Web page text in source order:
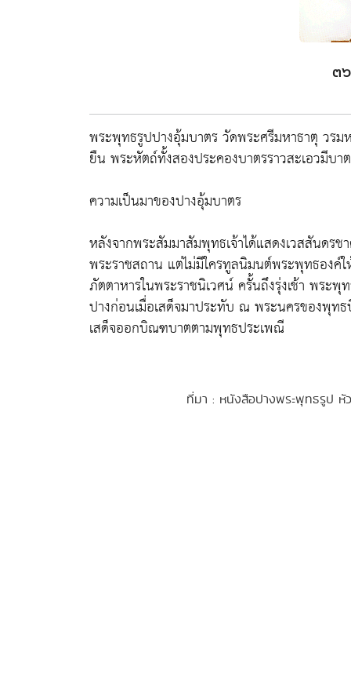
๓
พระพุทธรูปปางอุ้มบาตร วัดพระศรีมหาธาตุ วร
ยืน พระหัตถ์ทั้งสองประคองบาตรราวสะเอวมีบ
ความเป็นมาของปางอุ้มบาตร
หลังจากพระสัมมาสัมพุทธเจ้าได้แสดงเวสสันดร
พระราชสถาน แต่ไม่มีใครทูลนิมนต์พระพุทธองค์ให้
ภัตตาหารในพระราชนิเวศน์ ครั้นถึงรุ่งเช้า พระ
ปางก่อนเมื่อเสด็จมาประทับ ณ พระนครของพุท
เสด็จออกบิณฑบาตตามพุทธประเพณี
ที่มา : หนังสือปางพระพุทธรูป หั